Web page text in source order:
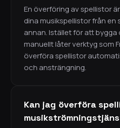
En överföring av spellistor
dina musikspellistor från
annan. Istället för att bygga
manuellt låter verktyg som
överföra spellistor
och ansträngning.
Kan jag överföra